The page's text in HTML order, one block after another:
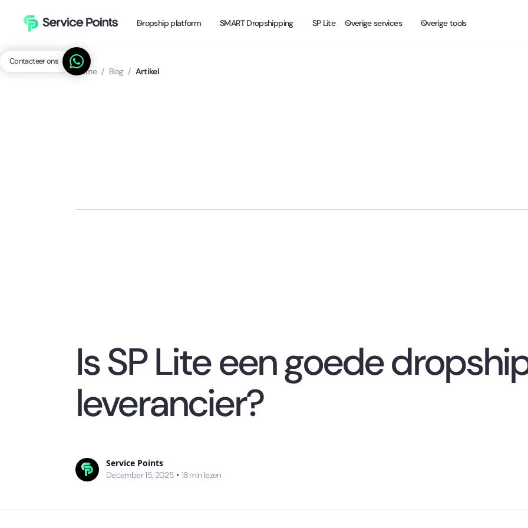
Dropship platform SMART Dropshipping SP Lite Overige services Overige tools
Contacteer ons
Home / Blog / Artikel
Is SP Lite een goede
leverancier?
Service Points
December 15, 2025 • 18 min lezen